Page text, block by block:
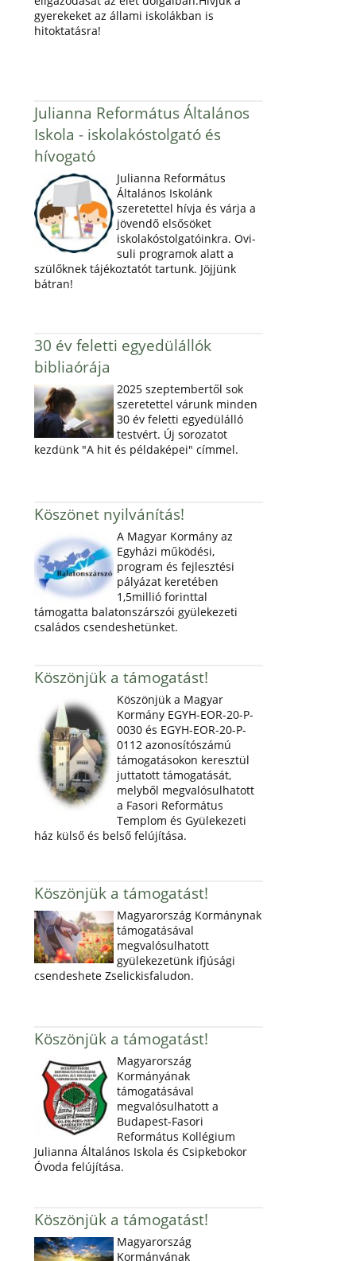
gyerekeket az állami iskolákban is
hitoktatásra!
Julianna Református Általános
Iskola - iskolakóstolgató és
hívogató
Julianna Református
Általános Iskolánk
szeretettel hívja és várja a
jövendő elsősöket
iskolakóstolgatóinkra. Ovi-
suli programok alatt a
szülőknek tájékoztatót tartunk. Jöjjünk
bátran!
30 év feletti egyedülállók
bibliaórája
2025 szeptembertől sok
szeretettel várunk minden
30 év feletti egyedülálló
testvért. Új sorozatot
kezdünk "A hit és példaképei" címmel.
Köszönet nyilvánítás!
A Magyar Kormány az
Egyházi működési,
program és fejlesztési
pályázat keretében
1,5millió forinttal
támogatta balatonszárszói gyülekezeti
családos csendeshetünket.
Köszönjük a támogatást!
Köszönjük a Magyar
Kormány EGYH-EOR-20-P-
0030 és EGYH-EOR-20-P-
0112 azonosítószámú
támogatásokon keresztül
juttatott támogatását,
melyből megvalósulhatott
a Fasori Református
Templom és Gyülekezeti
ház külső és belső felújítása.
Köszönjük a támogatást!
Magyarország Kormánynak
támogatásával
megvalósulhatott
gyülekezetünk ifjúsági
csendeshete Zselickisfaludon.
Köszönjük a támogatást!
Magyarország
Kormányának
támogatásával
megvalósulhatott a
Budapest-Fasori
Református Kollégium
Julianna Általános Iskola és Csipkebokor
Óvoda felújítása.
Köszönjük a támogatást!
Magyarország
Kormányának